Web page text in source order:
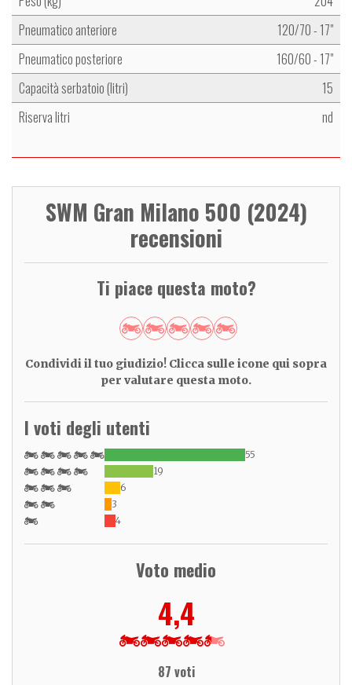
Pneumatico anteriore
120/70 - 17"
Pneumatico posteriore
160/60 - 17"
Capacità serbatoio (litri)
15
Riserva litri
nd
SWM Gran Milano 500 (2024)
recensioni
Ti piace questa moto?
Condividi il tuo giudizio! Clicca sulle icone qui sopra
per valutare questa moto.
I voti degli utenti
55
19
6
3
4
Voto medio
4,4
87 voti